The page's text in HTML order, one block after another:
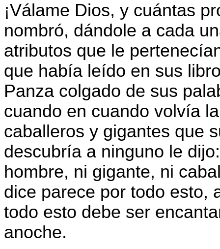
¡Válame Dios, y cuántas
nombró, dándole a cada
atributos que le
que había leído en sus
Panza colgado de sus
cuando en cuando volvía
caballeros y gigantes que
descubría a ninguno le
hombre, ni gigante, ni
dice parece por todo esto,
todo esto debe ser
anoche.